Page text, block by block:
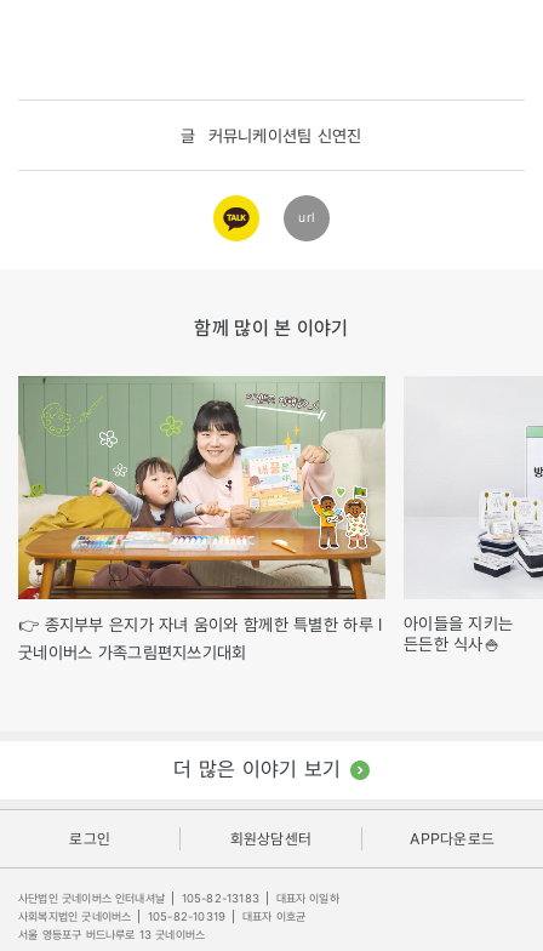
글 커뮤니케이션팀 신연진
카카오
링크
url
함께 많이 본 이야기
👉 종지부부 은지가 자녀 움이와 함께한 특별한 하루 l
굿네이버스 가족그림편지쓰기대회
아이들을 지키는
든든한 식사🍚
더 많은 이야기 보기
로그인 회원상담센터 APP다운로드
사단법인 굿네이버스 인터내셔날 105-82-13183
대표자 이일하
사회복지법인 굿네이버스
105-82-10319
대표자 이호균
서울 영등포구 버드나루로 13 굿네이버스